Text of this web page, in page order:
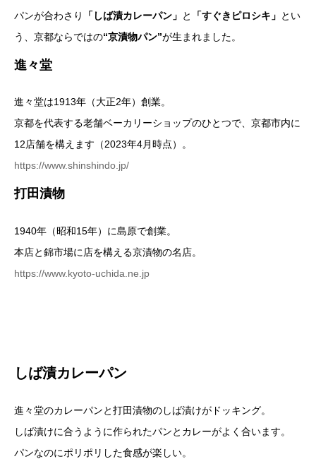
パンが合わさり
「しば漬カレーパン」 と 「すぐきピロシキ」 とい
う、京都ならではの“京漬物パン”が生まれました。
進々堂
進々堂は1913年（大正2年）創業。
京都を代表する老舗ベーカリーショップのひとつで、京都市内に
12店舗を構えます（2023年4月時点）。
https://www.shinshindo.jp/
打田漬物
1940年（昭和15年）に島原で創業。
本店と錦市場に店を構える京漬物の名店。
https://www.kyoto-uchida.ne.jp
しば漬カレーパン
進々堂のカレーパンと打田漬物のしば漬けがドッキング。
しば漬けに合うように作られたパンとカレーがよく合います。
パンなのにポリポリした食感が楽しい。